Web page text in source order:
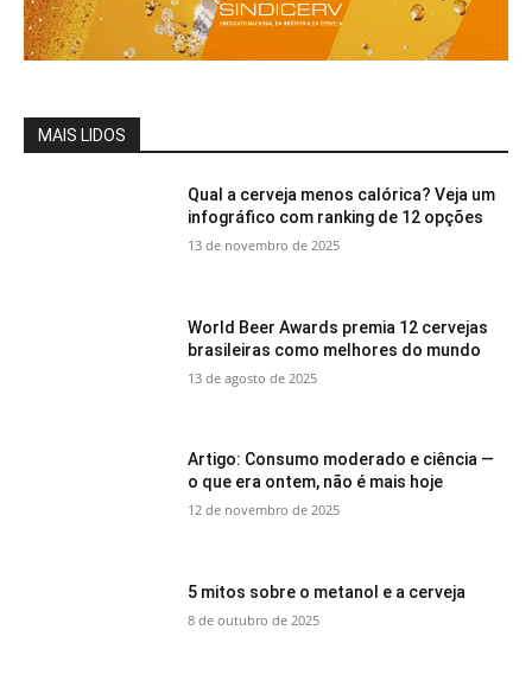
MAIS LIDOS
Qual a cerveja menos calórica? Veja um
infográfico com ranking de 12 opções
13 de novembro de 2025
World Beer Awards premia 12 cervejas
brasileiras como melhores do mundo
13 de agosto de 2025
Artigo: Consumo moderado e ciência —
o que era ontem, não é mais hoje
12 de novembro de 2025
5 mitos sobre o metanol e a cerveja
8 de outubro de 2025